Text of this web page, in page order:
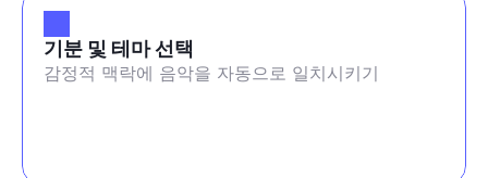
기분 및 테마 선택
감정적 맥락에 음악을 자동으로 일치시키기